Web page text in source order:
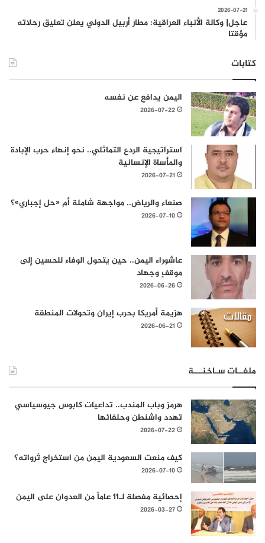
2026-07-21
عاجل| وكالة الأنباء العراقية: مطار أربيل الدولي يعلن تعليق رحلاته
مؤقتا
كتابات
اليمن يدافع عن نفسه
2026-07-22
استراتيجية الردع التماثلي.. نحو إنهاء حرب الإبادة
والمأساة الإنسانية
2026-07-21
صنعاء والرياض.. مواجهة شاملة أم «حل إجباري»؟
2026-07-10
عاشوراء اليمن.. حين يتحول الوفاء للحسين إلى
موقفٍ وجهاد
2026-06-26
هزيمة أمريكا بحرب إيران وتحولات المنطقة
2026-06-21
ملفــات سـاخنـــة
هرمز وباب المندب.. تداعيات كابوس جيوسياسي
تهدد واشنطن وحلفائها
2026-07-22
كيف منعت السعودية اليمن من استخراج ثرواته؟
2026-07-10
إحصائية مفصلة لـ11 عاماً من العدوان على اليمن
2026-03-27